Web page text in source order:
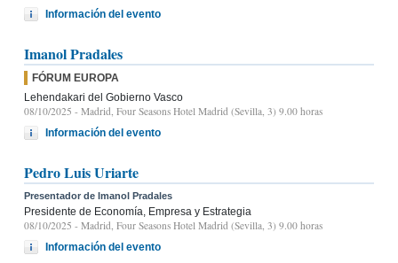
Información del evento
Imanol Pradales
FÓRUM EUROPA
Lehendakari del Gobierno Vasco
08/10/2025 - Madrid, Four Seasons Hotel Madrid (Sevilla, 3) 9.00 horas
Información del evento
Pedro Luis Uriarte
Presentador de Imanol Pradales
Presidente de Economía, Empresa y Estrategia
08/10/2025 - Madrid, Four Seasons Hotel Madrid (Sevilla, 3) 9.00 horas
Información del evento